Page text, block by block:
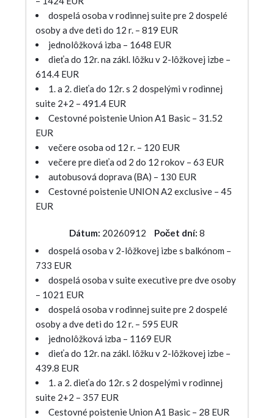
dospelá osoba v rodinnej suite pre 2 dospelé
osoby a dve deti do 12 r. – 819 EUR
jednolôžková izba – 1648 EUR
dieťa do 12r. na zákl. lôžku v 2-lôžkovej izbe –
614.4 EUR
1. a 2. dieťa do 12r. s 2 dospelými v rodinnej
suite 2+2 – 491.4 EUR
Cestovné poistenie Union A1 Basic – 31.52
EUR
večere osoba od 12 r. – 120 EUR
večere pre dieťa od 2 do 12 rokov – 63 EUR
autobusová doprava (BA) – 130 EUR
Cestovné poistenie UNION A2 exclusive – 45
EUR
Dátum: 20260912 Počet dní: 8
dospelá osoba v 2-lôžkovej izbe s balkónom –
733 EUR
dospelá osoba v suite executive pre dve osoby
– 1021 EUR
dospelá osoba v rodinnej suite pre 2 dospelé
osoby a dve deti do 12 r. – 595 EUR
jednolôžková izba – 1169 EUR
dieťa do 12r. na zákl. lôžku v 2-lôžkovej izbe –
439.8 EUR
1. a 2. dieťa do 12r. s 2 dospelými v rodinnej
suite 2+2 – 357 EUR
Cestovné poistenie Union A1 Basic – 28 EUR